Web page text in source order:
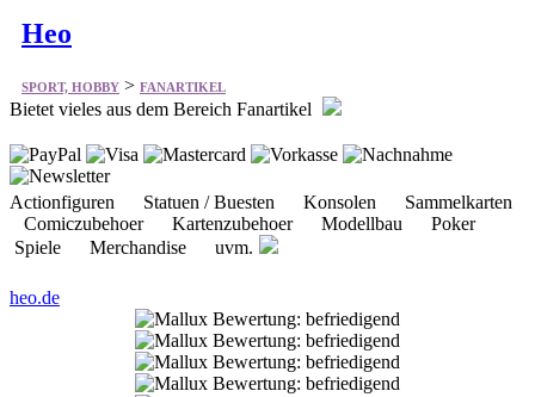
Heo
SPORT, HOBBY>FANARTIKEL
Bietet vieles aus dem Bereich Fanartikel
Actionfiguren Statuen / Buesten Konsolen Sammelkarten
Comiczubehoer Kartenzubehoer Modellbau Poker
Spiele Merchandise uvm.
heo.de